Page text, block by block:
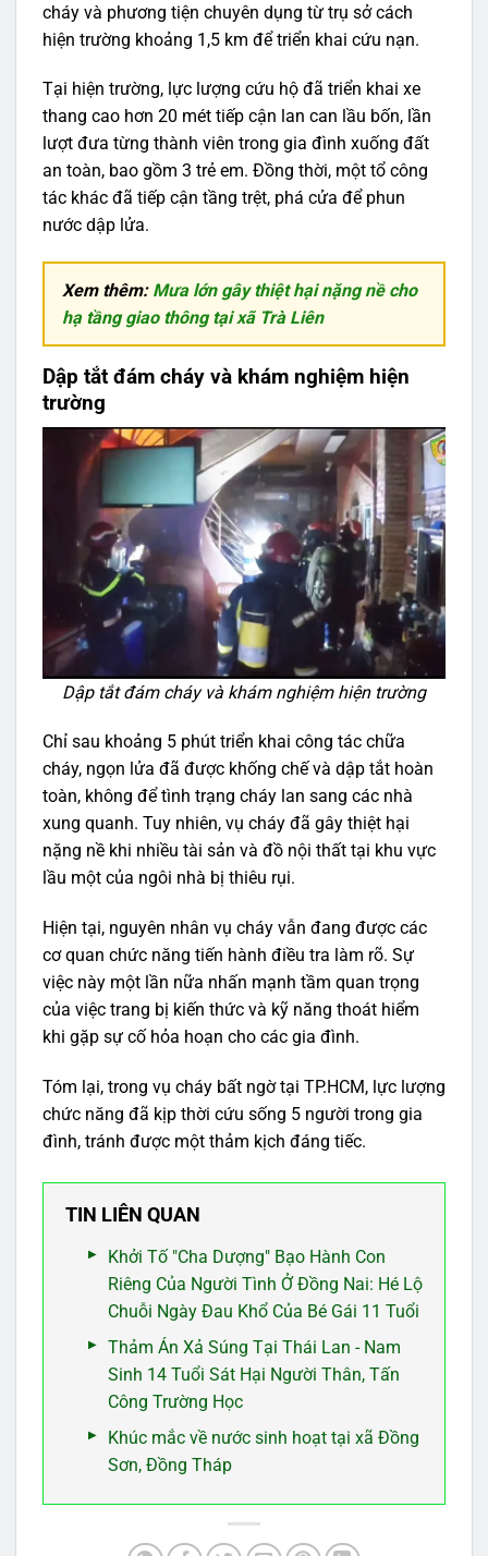
cháy và phương tiện chuyên dụng từ trụ sở cách
hiện trường khoảng 1,5 km để triển khai cứu nạn.
Tại hiện trường, lực lượng cứu hộ đã triển khai xe
thang cao hơn 20 mét tiếp cận lan can lầu bốn, lần
lượt đưa từng thành viên trong gia đình xuống đất
an toàn, bao gồm 3 trẻ em. Đồng thời, một tổ công
tác khác đã tiếp cận tầng trệt, phá cửa để phun
nước dập lửa.
Xem thêm: Mưa lớn gây thiệt hại nặng nề cho
hạ tầng giao thông tại xã Trà Liên
Dập tắt đám cháy và khám nghiệm hiện
trường
Dập tắt đám cháy và khám nghiệm hiện trường
Chỉ sau khoảng 5 phút triển khai công tác chữa
cháy, ngọn lửa đã được khống chế và dập tắt hoàn
toàn, không để tình trạng cháy lan sang các nhà
xung quanh. Tuy nhiên, vụ cháy đã gây thiệt hại
nặng nề khi nhiều tài sản và đồ nội thất tại khu vực
lầu một của ngôi nhà bị thiêu rụi.
Hiện tại, nguyên nhân vụ cháy vẫn đang được các
cơ quan chức năng tiến hành điều tra làm rõ. Sự
việc này một lần nữa nhấn mạnh tầm quan trọng
của việc trang bị kiến thức và kỹ năng thoát hiểm
khi gặp sự cố hỏa hoạn cho các gia đình.
Tóm lại, trong vụ cháy bất ngờ tại TP.HCM, lực lượng
chức năng đã kịp thời cứu sống 5 người trong gia
đình, tránh được một thảm kịch đáng tiếc.
TIN LIÊN QUAN
Khởi Tố "Cha Dượng" Bạo Hành Con
Riêng Của Người Tình Ở Đồng Nai: Hé Lộ
Chuỗi Ngày Đau Khổ Của Bé Gái 11 Tuổi
Thảm Án Xả Súng Tại Thái Lan - Nam
Sinh 14 Tuổi Sát Hại Người Thân, Tấn
Công Trường Học
Khúc mắc về nước sinh hoạt tại xã Đồng
Sơn, Đồng Tháp